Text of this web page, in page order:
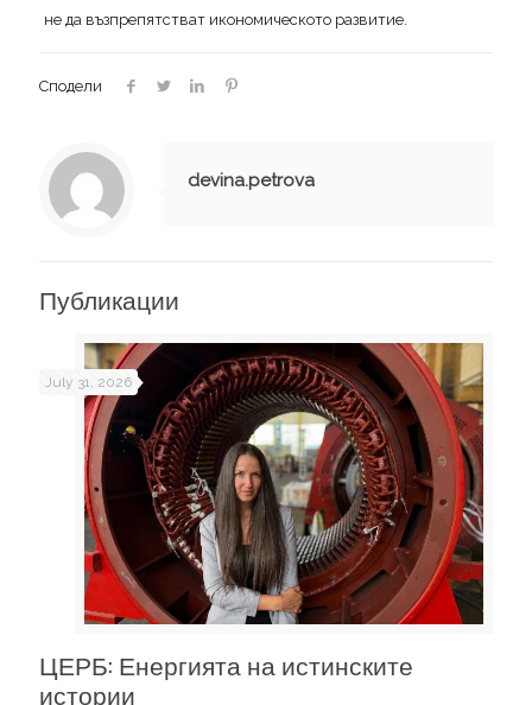
не да възпрепятстват икономическото развитие.
Сподели
devina.petrova
Публикации
July 31, 2026
ЦЕРБ: Енергията на истинските
истории